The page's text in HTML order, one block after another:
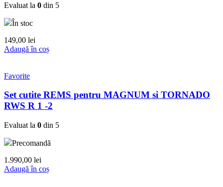
Evaluat la 0 din 5
În stoc
149,00 lei
Adaugă în coș
Favorite
Set cutite REMS pentru MAGNUM si TORNADO
RWS R 1 -2
Evaluat la 0 din 5
Precomandă
1.990,00 lei
Adaugă în coș